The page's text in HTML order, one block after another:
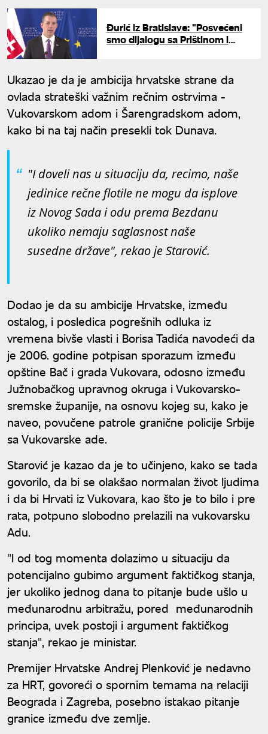
Đurić iz Bratislave: "Posvećeni
smo dijalogu sa Prištinom i
Ukazao je da je ambicija hrvatske strane da
ovlada strateški važnim rečnim ostrvima -
Vukovarskom adom i Šarengradskom adom,
kako bi na taj način presekli tok Dunava.
"I doveli nas u situaciju da, recimo, naše
jedinice rečne flotile ne mogu da isplove
iz Novog Sada i odu prema Bezdanu
ukoliko nemaju saglasnost naše
susedne države", rekao je Starović.
Dodao je da su ambicije Hrvatske, između
ostalog, i posledica pogrešnih odluka iz
vremena bivše vlasti i Borisa Tadića navodeći da
je 2006. godine potpisan sporazum između
opštine Bač i grada Vukovara, odosno između
Južnobačkog upravnog okruga i Vukovarsko-
sremske županije, na osnovu kojeg su, kako je
naveo, povučene patrole granične policije Srbije
sa Vukovarske ade.
Starović je kazao da je to učinjeno, kako se tada
govorilo, da bi se olakšao normalan život ljudima
i da bi Hrvati iz Vukovara, kao što je to bilo i pre
rata, potpuno slobodno prelazili na vukovarsku
Adu.
"I od tog momenta dolazimo u situaciju da
potencijalno gubimo argument faktičkog stanja,
jer ukoliko jednog dana to pitanje bude ušlo u
međunarodnu arbitražu, pored međunarodnih
principa, uvek postoji i argument faktičkog
stanja", rekao je ministar.
Premijer Hrvatske Andrej Plenković je nedavno
za HRT, govoreći o spornim temama na relaciji
Beograda i Zagreba, posebno istakao pitanje
granice između dve zemlje.